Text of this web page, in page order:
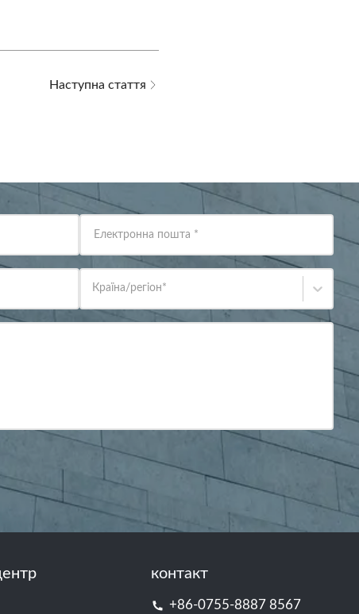
Наступна стаття
Електронна пошта *
Країна/регіон*
контакт
+86-0755-8887 8567